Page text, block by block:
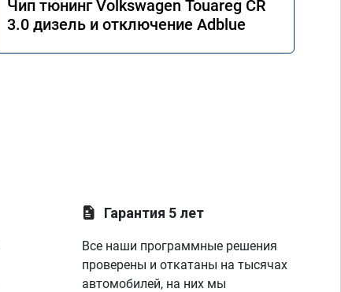
Чип тюнинг Volkswagen Touareg CR
3.0 дизель и отключение Adblue
Гарантия 5 лет
Все наши программные решения
проверены и откатаны на тысячах
автомобилей, на них мы